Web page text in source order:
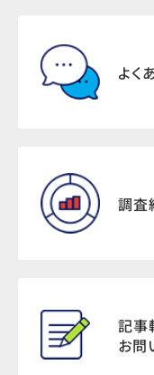
よく
調査
記事
お問